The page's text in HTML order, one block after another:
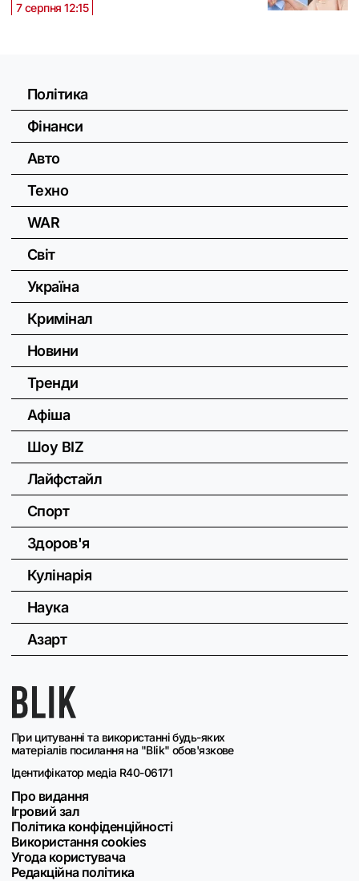
7 серпня 12:15
При цитуванні та використанні будь-яких
матеріалів посилання на "Blik" обов'язкове
Ідентифікатор медіа R40-06171
Про видання
Ігровий зал
Політика конфіденційності
Використання cookies
Угода користувача
Редакційна політика
Політика
Фінанси
Авто
Техно
WAR
Світ
Україна
Кримінал
Новини
Тренди
Афіша
Шоу BIZ
Лайфстайл
Спорт
Здоров'я
Кулінарія
Наука
Азарт